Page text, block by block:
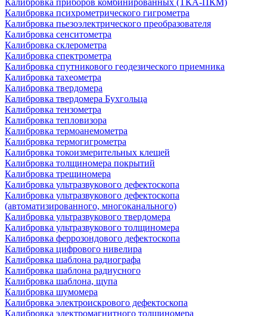
Калибровка приборов комбинированных (ТКА-ПКМ)
Калибровка психрометрического гигрометра
Калибровка пьезоэлектрического преобразователя
Калибровка сенситометра
Калибровка склерометра
Калибровка спектрометра
Калибровка спутникового геодезического приемника
Калибровка тахеометра
Калибровка твердомера
Калибровка твердомера Бухгольца
Калибровка тензометра
Калибровка тепловизора
Калибровка термоанемометра
Калибровка термогигрометра
Калибровка токоизмерительных клещей
Калибровка толщиномера покрытий
Калибровка трещиномера
Калибровка ультразвукового дефектоскопа
Калибровка ультразвукового дефектоскопа
(автоматизированного, многоканального)
Калибровка ультразвукового твердомера
Калибровка ультразвукового толщиномера
Калибровка феррозондового дефектоскопа
Калибровка цифрового нивелира
Калибровка шаблона радиографа
Калибровка шаблона радиусного
Калибровка шаблона, щупа
Калибровка шумомера
Калибровка электроискрового дефектоскопа
Калибровка электромагнитного толщиномера